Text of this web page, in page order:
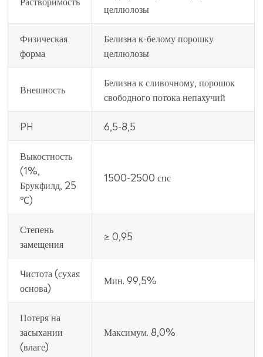
целлюлозы
Физическая
форма
Белизна к-белому порошку
целлюлозы
Внешность
Белизна к сливочному, порошок
свободного потока непахучий
PH 6,5-8,5
Выкостность
(1%,
Брукфилд, 25
℃)
1500-2500 спс
Степень
замещения
≥ 0,95
Чистота (сухая
основа)
Мин. 99,5%
Потеря на
засыхании
(влаге)
Максимум. 8,0%